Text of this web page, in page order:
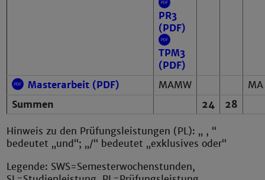
PR3
(PDF)
TPM3
(PDF)
Masterarbeit (PDF) MAMW
MA
Summen
24 28
Hinweis zu den Prüfungsleistungen (PL): „ , “
bedeutet „und“; „/“ bedeutet „exklusives oder“
Legende: SWS=Semesterwochenstunden,